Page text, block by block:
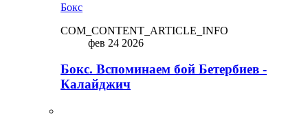
Бокс
COM_CONTENT_ARTICLE_INFO
фев 24 2026
Бокс. Вспоминаем бой Бетербиев -
Калайджич